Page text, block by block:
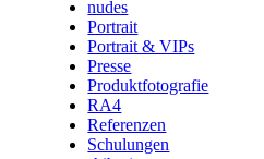
nudes
Portrait
Portrait & VIPs
Presse
Produktfotografie
RA4
Referenzen
Schulungen